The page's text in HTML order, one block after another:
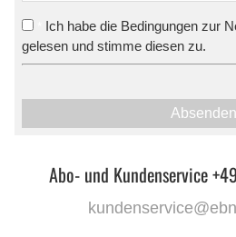
Ich habe die Bedingungen zur
gelesen und stimme diesen zu.
Absenden
Abo- und Kundenservice